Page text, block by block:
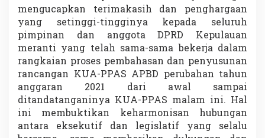
mengucapkan terimakasih dan penghargaan
yang setinggi-tingginya kepada seluruh
pimpinan dan anggota DPRD Kepulauan
meranti yang telah sama-sama bekerja dalam
rangkaian proses pembahasan dan penyusunan
rancangan KUA-PPAS APBD perubahan tahun
anggaran 2021 dari awal sampai
ditandatanganinya KUA-PPAS malam ini. Hal
ini membuktikan keharmonisan hubungan
antara eksekutif dan legislatif yang selalu